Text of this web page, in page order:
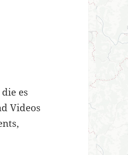
es
Videos